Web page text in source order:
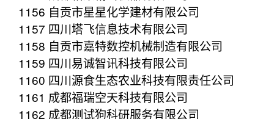
1156 自贡市星星化学建材有限公司
1157 四川塔飞信息技术有限公司
1158 自贡市嘉特数控机械制造有限公司
1159 四川易诚智讯科技有限公司
1160 四川源食生态农业科技有限责任公司
1161 成都福瑞空天科技有限公司
1162 成都测试狗科研服务有限公司